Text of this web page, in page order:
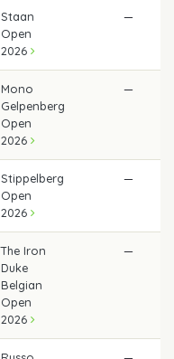
Staan
Open
2026
—
Mono
Gelpenberg
Open
2026
—
Stippelberg
Open
2026
—
The Iron
Duke
Belgian
Open
2026
—